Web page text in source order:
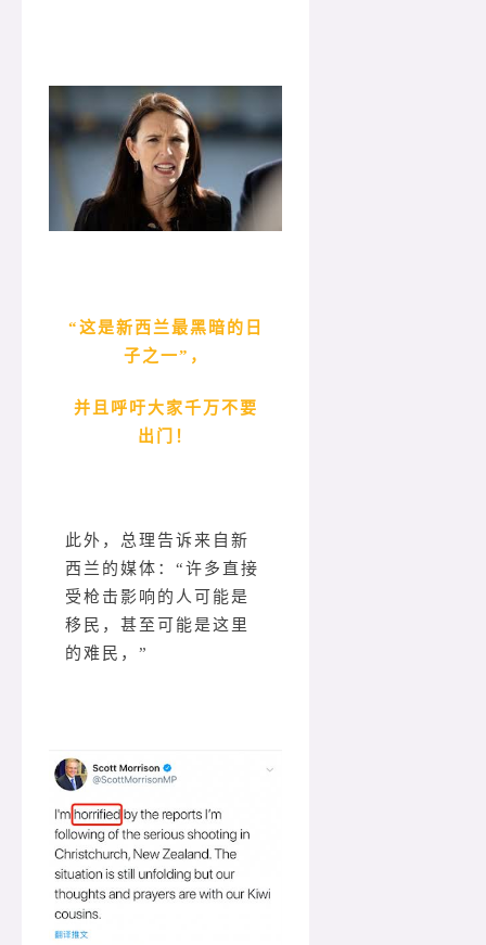
“这是新西兰最黑暗的 日
子之一”，
并且呼吁大家千万不要
出门！
此外，总理告诉来自新
西兰的媒体：“许多直接
受枪击影响的人可能是
移民，甚至可能是这里
的难民，”